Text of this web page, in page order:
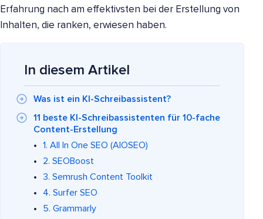
Erfahrung nach am effektivsten bei der Erstellung von
Inhalten, die ranken, erwiesen haben.
In diesem Artikel
Was ist ein KI-Schreibassistent?
11 beste KI-Schreibassistenten für 10-fache
Content-Erstellung
1. All In One SEO (AIOSEO)
2. SEOBoost
3. Semrush Content Toolkit
4. Surfer SEO
5. Grammarly